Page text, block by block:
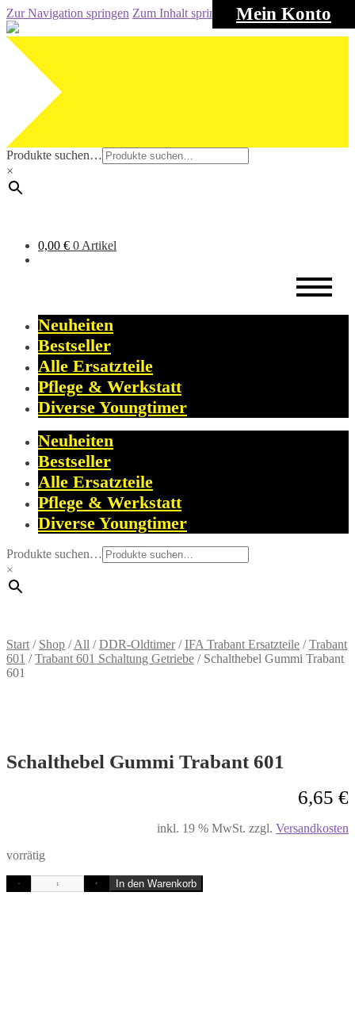
Mein Konto
Zur Navigation springen Zum Inhalt springen
Produkte suchen…
×
0,00 € 0 Artikel
Neuheiten
Bestseller
Alle Ersatzteile
Pflege & Werkstatt
Diverse Youngtimer
Neuheiten
Bestseller
Alle Ersatzteile
Pflege & Werkstatt
Diverse Youngtimer
Produkte suchen…
×
Start / Shop /All /DDR-Oldtimer/IFA Trabant Ersatzteile /Trabant
601 /Trabant 601 Schaltung Getriebe / Schalthebel Gummi Trabant
601
Schalthebel Gummi Trabant 601
6,65 €
inkl. 19 % MwSt. zzgl. Versandkosten
vorrätig
- + In den Warenkorb